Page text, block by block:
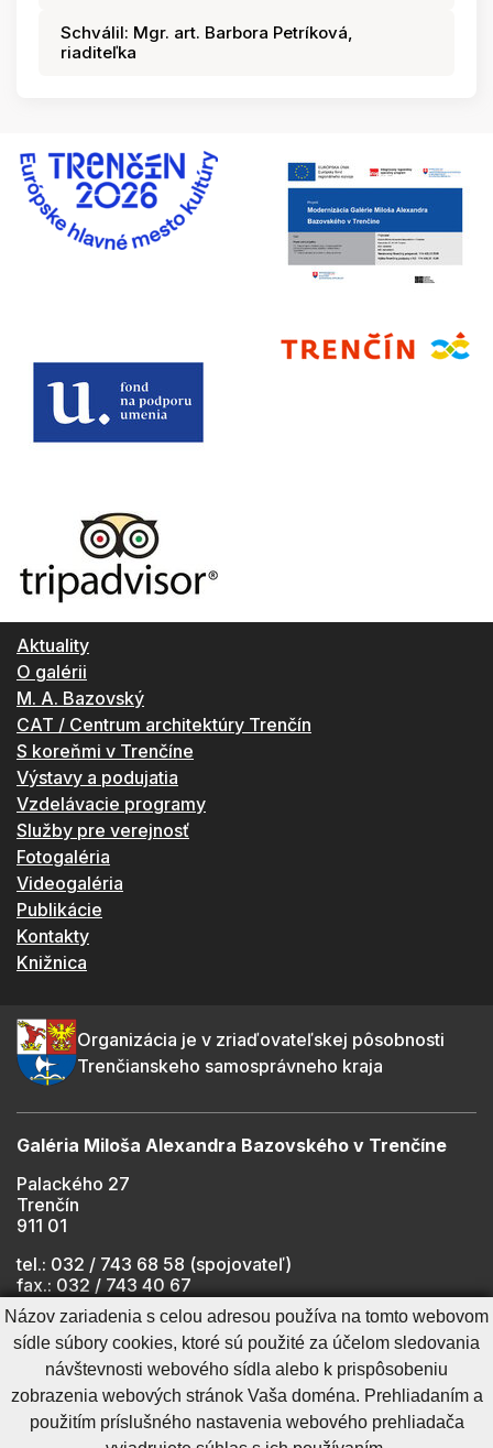
Schválil: Mgr. art. Barbora Petríková,
riaditeľka
Aktuality
O galérii
M. A. Bazovský
CAT / Centrum architektúry Trenčín
S koreňmi v Trenčíne
Výstavy a podujatia
Vzdelávacie programy
Služby pre verejnosť
Fotogaléria
Videogaléria
Publikácie
Kontakty
Knižnica
Organizácia je v zriaďovateľskej pôsobnosti
Trenčianskeho samosprávneho kraja
Galéria Miloša Alexandra Bazovského v Trenčíne
Palackého 27
Trenčín
911 01
tel.: 032 / 743 68 58 (spojovateľ)
fax.: 032 / 743 40 67
e-mail:
info@gmab.sk
Cookies nastavenie
Ochrana osobných údajov
Cookies - viac informácií
Vyhlásenie o prístupnosti
Technický prevádzkovateľ
Správca obsahu
Názov zariadenia s celou adresou používa na tomto webovom
sídle súbory cookies, ktoré sú použité za účelom sledovania
návštevnosti webového sídla alebo k prispôsobeniu
zobrazenia webových stránok Vaša doména. Prehliadaním a
použitím príslušného nastavenia webového prehliadača